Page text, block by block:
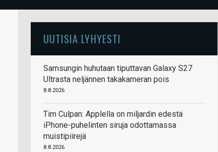
UUTISIA LYHYESTI
Samsungin huhutaan tiputtavan Galaxy S27
Ultrasta neljännen takakameran pois
8.8.2026
Tim Culpan: Applella on miljardin edestä
iPhone-puhelinten siruja odottamassa
muistipiirejä
8.8.2026